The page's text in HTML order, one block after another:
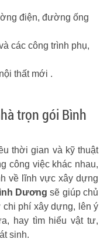
điện, đường ống
các công trình phụ,
thất mới .
trọn gói Bình
thời gian và kỹ thuật
công việc khác nhau,
về lĩnh vực xây dựng
Dương sẽ giúp chủ
phí xây dựng, lên ý
hay tìm hiểu vật tư,
sinh.